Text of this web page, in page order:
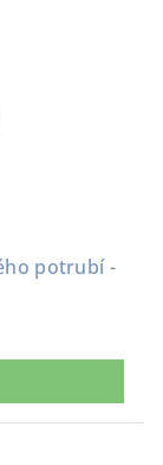
potrubí -